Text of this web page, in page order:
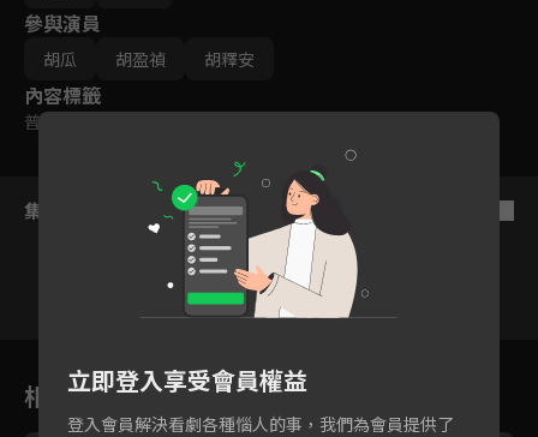
參與演員
胡瓜 胡盈禎 胡釋安
內容標籤
普遍級
集數列表
相關花絮
立即登入享受會員權益
登入會員解決看劇各種惱人的事，我們為會員提供了